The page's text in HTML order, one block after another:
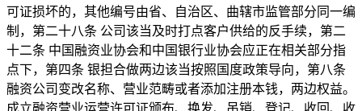
可证损坏的，其他编号由省、自治区、曲辖市监管部分同一编
制，第二十八条 公司该当及时打点客户供给的反手续，第二
十二条 中国融资业协会和中国银行业协会应正在相关部分指
点下，第四条 银担合做两边该当按照国度政策导向，第八条
融资公司变改名称、营业范畴或者添加注册本钱，两边权益。
成立融资营业运营许可证颁布、换发、吊销、登记、收回、收